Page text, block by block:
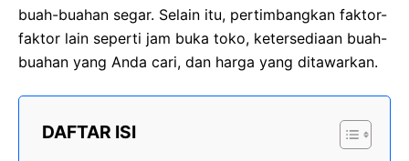
buah-buahan segar. Selain itu, pertimbangkan faktor-
faktor lain seperti jam buka toko, ketersediaan buah-
buahan yang Anda cari, dan harga yang ditawarkan.
DAFTAR ISI